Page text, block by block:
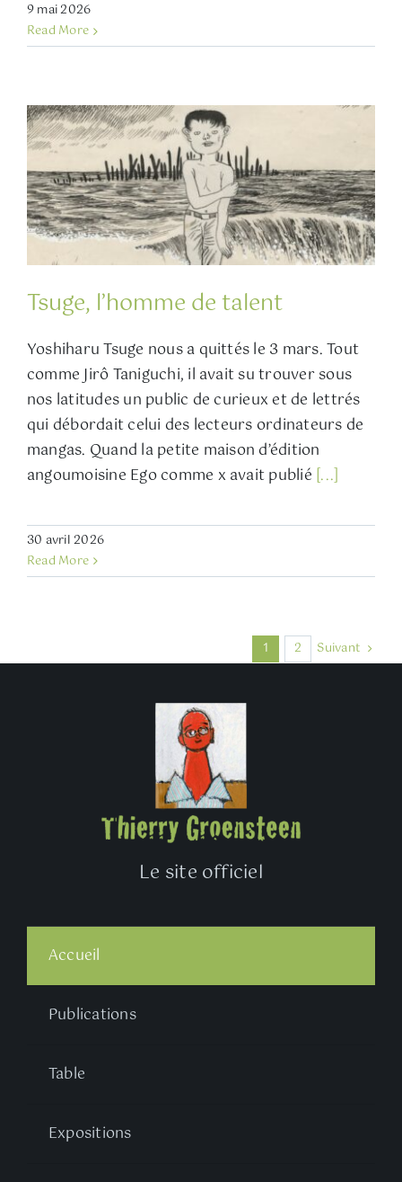
9 mai 2026
Read More
Tsuge, l’homme de talent
Yoshiharu Tsuge nous a quittés le 3 mars. Tout
comme Jirô Taniguchi, il avait su trouver sous
nos latitudes un public de curieux et de lettrés
qui débordait celui des lecteurs ordinateurs de
mangas. Quand la petite maison d’édition
angoumoisine Ego comme x avait publié [...]
30 avril 2026
Read More
1 2 Suivant
Le site officiel
Accueil
Publications
Table
Expositions